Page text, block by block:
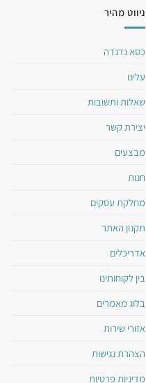
ניווט מהיר
כסא נדנדה
עלינו
שאלות ותשובות
יצירת קשר
מבצעים
חנות
מחלקת עסקים
תקנון האתר
אדריכלים
בין לקוחותינו
בלוג מאמרים
אזורי שירות
הצהרת נגישות
מדיניות פרטיות